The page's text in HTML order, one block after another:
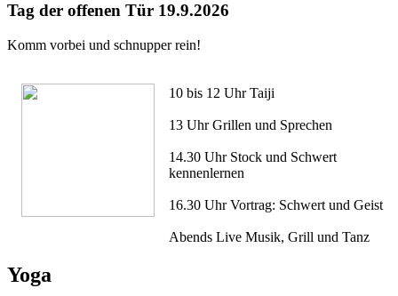
Tag der offenen Tür 19.9.2026
Komm vorbei und schnupper rein!
10 bis 12 Uhr Taiji
13 Uhr Grillen und Sprechen
14.30 Uhr Stock und Schwert
kennenlernen
16.30 Uhr Vortrag: Schwert und Geist
Abends Live Musik, Grill und Tanz
Yoga